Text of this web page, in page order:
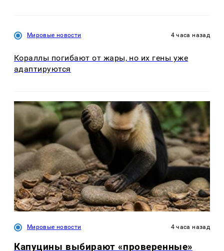
Мировые новости 4 часа назад
Кораллы погибают от жары, но их гены уже
адаптируются
Мировые новости 4 часа назад
Капуцины выбирают «проверенные»